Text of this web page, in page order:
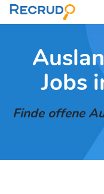
Jobs
Finde offene